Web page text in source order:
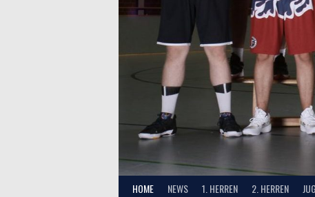
HOME NEWS 1. HERREN 2. HERREN